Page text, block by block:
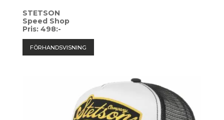
STETSON
Speed Shop
Pris: 498:-
FÖRHANDSVISNING